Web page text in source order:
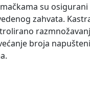
su osigurani
zahvata.
broja